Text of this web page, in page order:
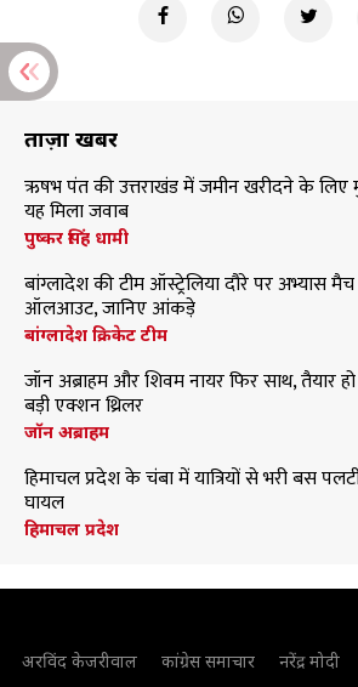
ताज़ा खबरें
ऋषभ पंत की उत्तराखंड में जमीन खरीदने के लिए
यह मिला जवाब
पुष्कर सिंह धामी
बांग्लादेश की टीम ऑस्ट्रेलिया दौरे पर अभ्यास
ऑलआउट, जानिए आंकड़े
बांग्लादेश क्रिकेट टीम
जॉन अब्राहम और शिवम नायर फिर साथ, तैयार
बड़ी एक्शन थ्रिलर
जॉन अब्राहम
हिमाचल प्रदेश के चंबा में यात्रियों से भरी बस
घायल
हिमाचल प्रदेश
अरविंद केजरीवाल कांग्रेस समाचार नरेंद्र मोदी